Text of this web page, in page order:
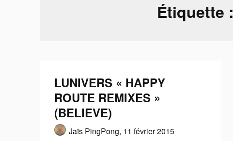
Étiquette :
LUNIVERS « HAPPY
ROUTE REMIXES »
(BELIEVE)
Jaïs PingPong, 11 février 2015